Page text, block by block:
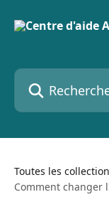
Rechercher un
Toutes les
Comment changer